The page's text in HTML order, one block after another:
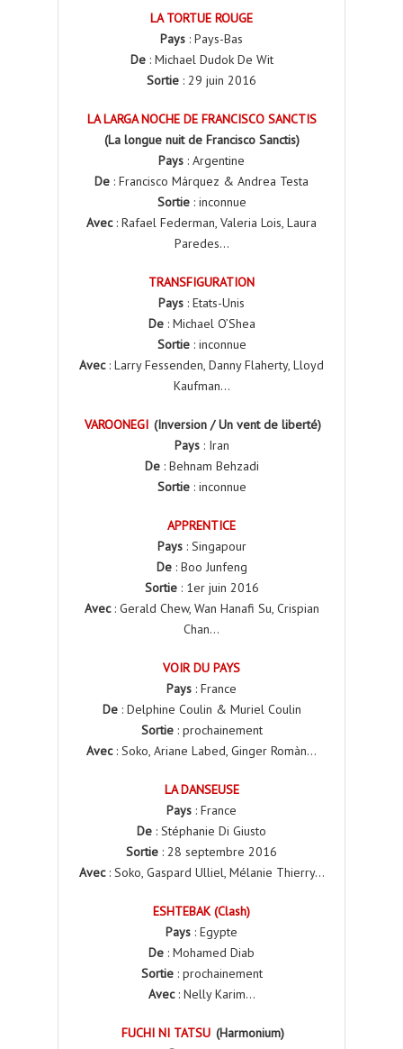
LA TORTUE ROUGE
Pays : Pays-Bas
De: Michael Dudok De Wit
Sortie : 29 juin 2016
LA LARGA NOCHE DE FRANCISCO SANCTIS
(La longue nuit de Francisco Sanctis)
Pays : Argentine
De : Francisco Márquez & Andrea Testa
Sortie: inconnue
Avec: Rafael Federman, Valeria Lois, Laura
Paredes…
TRANSFIGURATION
Pays : Etats-Unis
De: Michael O’Shea
Sortie: inconnue
Avec: Larry Fessenden, Danny Flaherty, Lloyd
Kaufman…
VAROONEGI (Inversion / Un vent de liberté)
Pays: Iran
De: Behnam Behzadi
Sortie: inconnue
APPRENTICE
Pays: Singapour
De: Boo Junfeng
Sortie: 1er juin 2016
Avec: Gerald Chew, Wan Hanafi Su, Crispian
Chan…
VOIR DU PAYS
Pays : France
De: Delphine Coulin & Muriel Coulin
Sortie: prochainement
Avec: Soko, Ariane Labed, Ginger Romàn…
LA DANSEUSE
Pays : France
De : Stéphanie Di Giusto
Sortie : 28 septembre 2016
Avec: Soko, Gaspard Ulliel, Mélanie Thierry…
ESHTEBAK (Clash)
Pays : Egypte
De : Mohamed Diab
Sortie: prochainement
Avec: Nelly Karim…
FUCHI NI TATSU (Harmonium)